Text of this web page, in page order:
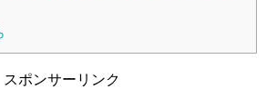
スポンサーリンク